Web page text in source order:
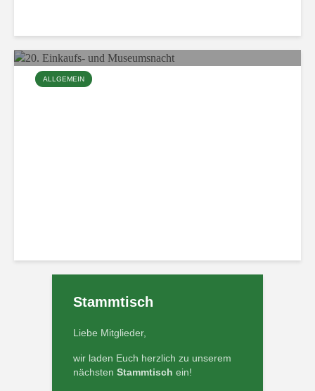
ALLGEMEIN
Stammtisch
Liebe Mitglieder,
wir laden Euch herzlich zu unserem
nächsten Stammtisch ein!